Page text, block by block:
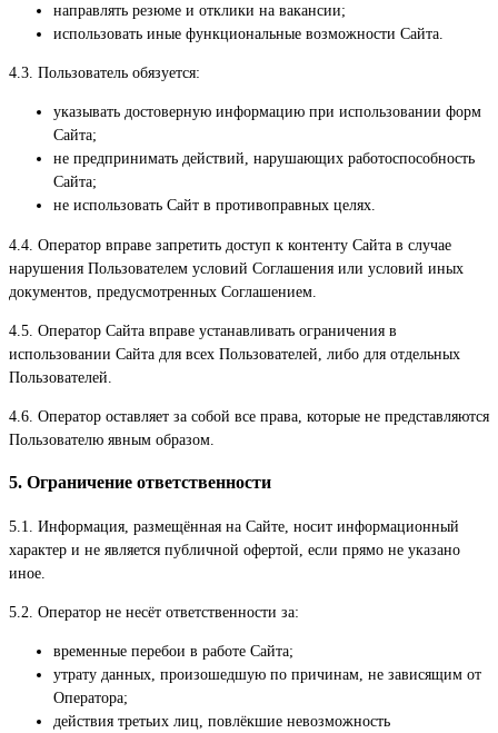
направлять резюме и отклики на вакансии;
использовать иные функциональные возможности Сайта.
4.3. Пользователь обязуется:
указывать достоверную информацию при использовании форм
Сайта;
не предпринимать действий, нарушающих работоспособность
Сайта;
не использовать Сайт в противоправных целях.
4.4. Оператор вправе запретить доступ к контенту Сайта в случае
нарушения Пользователем условий Соглашения или условий иных
документов, предусмотренных Соглашением.
4.5. Оператор Сайта вправе устанавливать ограничения в
использовании Сайта для всех Пользователей, либо для отдельных
Пользователей.
4.6. Оператор оставляет за собой все права, которые не представляются
Пользователю явным образом.
5. Ограничение ответственности
5.1. Информация, размещённая на Сайте, носит информационный
характер и не является публичной офертой, если прямо не указано
иное.
5.2. Оператор не несёт ответственности за:
временные перебои в работе Сайта;
утрату данных, произошедшую по причинам, не зависящим от
Оператора;
действия третьих лиц, повлёкшие невозможность